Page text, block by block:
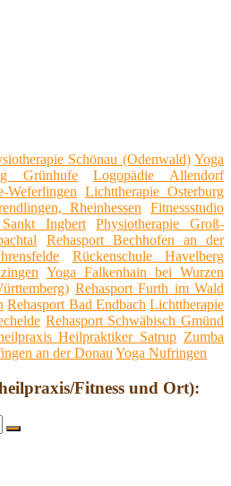
Schönau (Odenwald) Yoga
Grünhufe
Logopädie Allendorf
Weferlingen Lichttherapie Osterburg
Rheinhessen
Fitnessstudio
Ingbert
Physiotherapie Groß-
Rehasport Bechhofen an der
Rückenschule Havelberg
Yoga Falkenhain bei Wurzen
Rehasport Furth im Wald
Rehasport Bad Endbach Lichttherapie
Rehasport Schwäbisch Gmünd
Heilpraktiker Satrup Zumba
an der Donau Yoga Nufringen
Fitness und Ort):
Suchen